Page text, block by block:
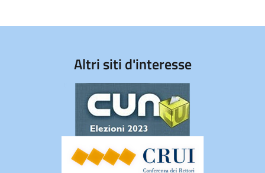
Altri siti d'interesse